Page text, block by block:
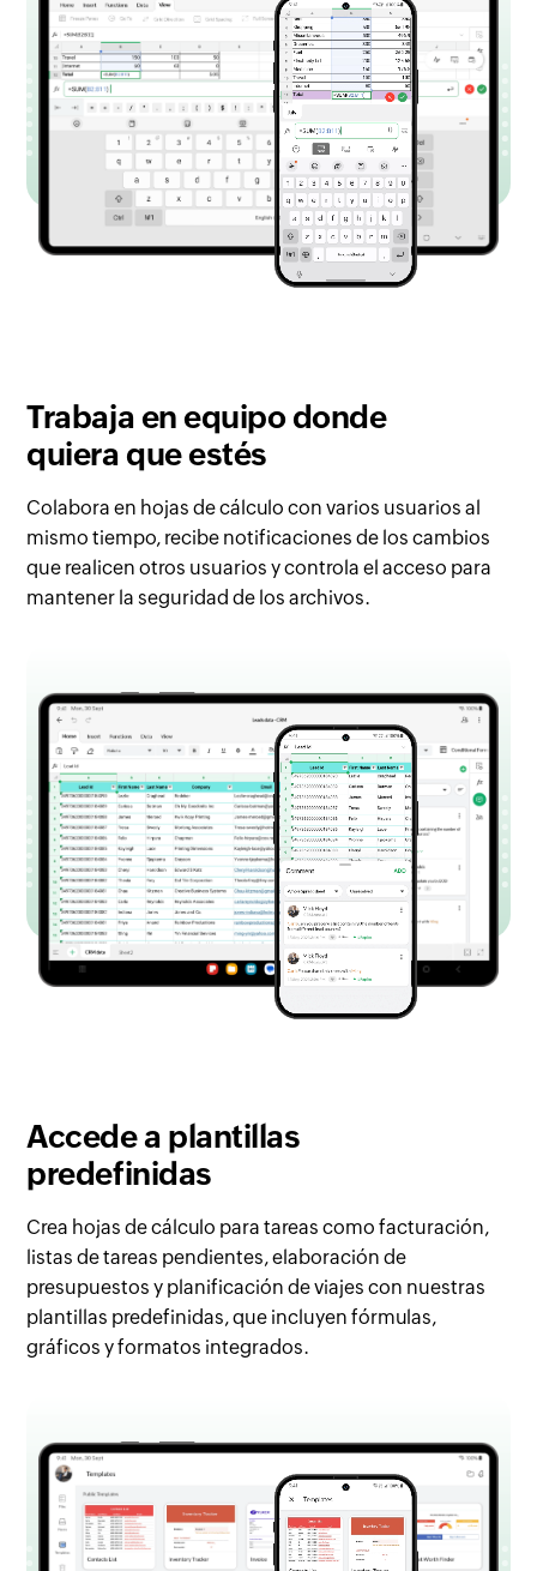
Trabaja en equipodonde
quiera que estés
Colabora en hojas de cálculo con varios usuarios al
mismo tiempo, recibe notificaciones de los cambios
que realicen otros usuarios y controla el acceso para
mantener la seguridad de los archivos.
Accede a plantillas
predefinidas
Crea hojas de cálculo para tareas como facturación,
listas de tareas pendientes, elaboración de
presupuestos y planificación de viajes con nuestras
plantillas predefinidas, que incluyen fórmulas,
gráficos y formatos integrados.